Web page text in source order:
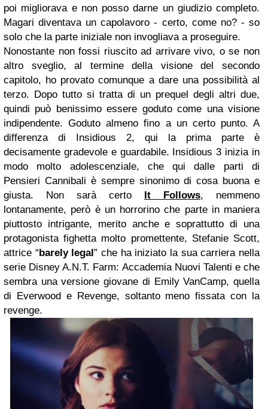
poi migliorava e non posso darne un giudizio completo.
Magari diventava un capolavoro - certo, come no? - so
solo che la parte iniziale non invogliava a proseguire.
Nonostante non fossi riuscito ad arrivare vivo, o se non
altro sveglio, al termine della visione del secondo
capitolo, ho provato comunque a dare una possibilità al
terzo. Dopo tutto si tratta di un prequel degli altri due,
quindi può benissimo essere goduto come una visione
indipendente. Goduto almeno fino a un certo punto. A
differenza di Insidious 2, qui la prima parte è
decisamente gradevole e guardabile. Insidious 3 inizia in
modo molto adolescenziale, che qui dalle parti di
Pensieri Cannibali è sempre sinonimo di cosa buona e
giusta. Non sarà certo It Follows, nemmeno
lontanamente, però è un horrorino che parte in maniera
piuttosto intrigante, merito anche e soprattutto di una
protagonista fighetta molto promettente, Stefanie Scott,
attrice “barely legal” che ha iniziato la sua carriera nella
serie Disney A.N.T. Farm: Accademia Nuovi Talenti e che
sembra una versione giovane di Emily VanCamp, quella
di Everwood e Revenge, soltanto meno fissata con la
revenge.